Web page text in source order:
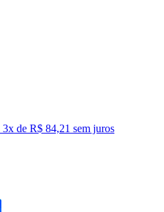
3x de R$ 84,21 sem juros